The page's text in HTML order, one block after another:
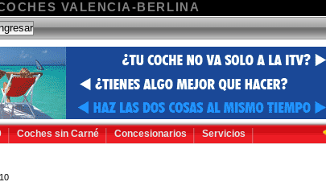
VALENCIA-BERLINA
Coches sin Carné Concesionarios Servicios